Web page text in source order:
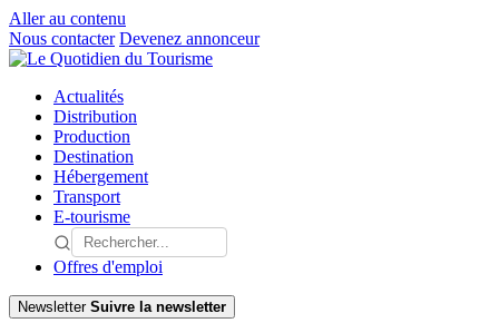
Aller au contenu
Nous contacter Devenez annonceur
Actualités
Distribution
Production
Destination
Hébergement
Transport
E-tourisme
Offres d'emploi
Newsletter Suivre la newsletter